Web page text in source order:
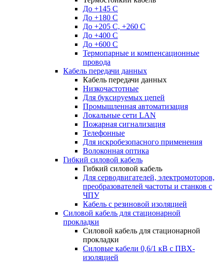
До +145 С
До +180 C
До +205 С, +260 С
До +400 C
До +600 С
Термопарные и компенсационные
провода
Кабель передачи данных
Кабель передачи данных
Низкочастотные
Для буксируемых цепей
Промышленная автоматизация
Локальные сети LAN
Пожарная сигнализация
Телефонные
Для искробезопасного применения
Волоконная оптика
Гибкий силовой кабель
Гибкий силовой кабель
Для серводвигателей, электромоторов,
преобразователей частоты и станков с
ЧПУ
Кабель с резиновой изоляцией
Силовой кабель для стационарной
прокладки
Силовой кабель для стационарной
прокладки
Силовые кабели 0,6/1 кВ с ПВХ-
изоляцией